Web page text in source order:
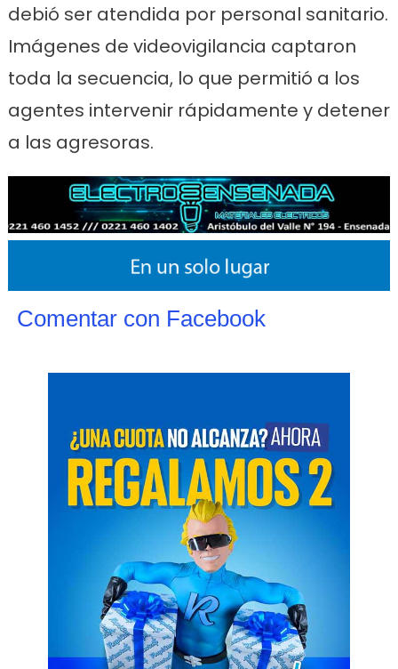
debió ser atendida por personal sanitario.
Imágenes de videovigilancia captaron
toda la secuencia, lo que permitió a los
agentes intervenir rápidamente y detener
a las agresoras.
Comentar con Facebook